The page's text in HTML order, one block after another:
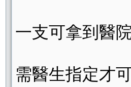
一支可拿到醫
需醫生指定才